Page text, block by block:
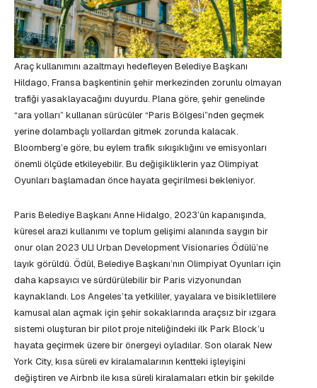
Araç kullanımını azaltmayı hedefleyen Belediye Başkanı
Hildago, Fransa başkentinin şehir merkezinden zorunlu olmayan
trafiği yasaklayacağını duyurdu. Plana göre, şehir genelinde
“ara yolları” kullanan sürücüler “Paris Bölgesi”nden geçmek
yerine dolambaçlı yollardan gitmek zorunda kalacak.
Bloomberg’e göre, bu eylem trafik sıkışıklığını ve emisyonları
önemli ölçüde etkileyebilir. Bu değişikliklerin yaz Olimpiyat
Oyunları başlamadan önce hayata geçirilmesi bekleniyor.
Paris Belediye Başkanı Anne Hidalgo, 2023’ün kapanışında,
küresel arazi kullanımı ve toplum gelişimi alanında saygın bir
onur olan 2023 ULI Urban Development Visionaries Ödülü’ne
layık görüldü. Ödül, Belediye Başkanı’nın Olimpiyat Oyunları için
daha kapsayıcı ve sürdürülebilir bir Paris vizyonundan
kaynaklandı. Los Angeles’ta yetkililer, yayalara ve bisikletlilere
kamusal alan açmak için şehir sokaklarında araçsız bir ızgara
sistemi oluşturan bir pilot proje niteliğindeki ilk Park Block’u
hayata geçirmek üzere bir önergeyi oyladılar. Son olarak New
York City, kısa süreli ev kiralamalarının kentteki işleyişini
değiştiren ve Airbnb ile kısa süreli kiralamaları etkin bir şekilde